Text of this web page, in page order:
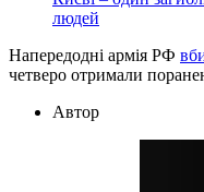
людей
Напередодні армія РФ
четверо отримали
Автор